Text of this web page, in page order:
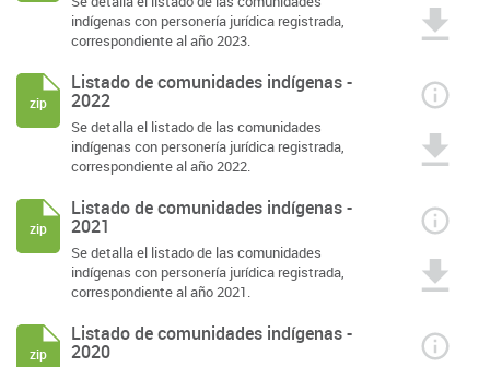
indígenas con personería jurídica registrada,
correspondiente al año 2023.
Listado de comunidades indígenas -
2022
Se detalla el listado de las comunidades
indígenas con personería jurídica registrada,
correspondiente al año 2022.
zip
Listado de comunidades indígenas -
2021
Se detalla el listado de las comunidades
indígenas con personería jurídica registrada,
correspondiente al año 2021.
zip
Listado de comunidades indígenas -
2020
zip